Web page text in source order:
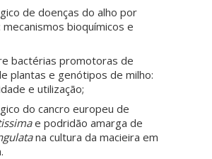
de doenças do alho por
mecanismos bioquímicos e
bactérias promotoras de
plantas e genótipos de milho:
e utilização;
do cancro europeu de
e podridão amarga de
na cultura da macieira em